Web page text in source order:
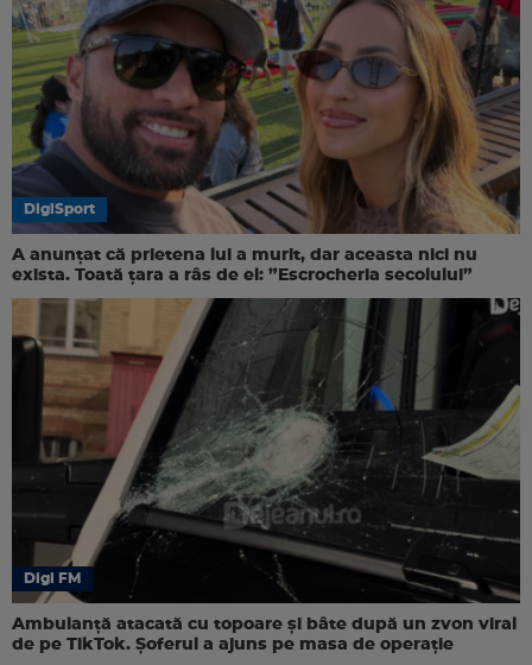
DigiSport
A anunțat că prietena lui a murit, dar aceasta nici nu
exista. Toată țara a râs de el: ”Escrocheria secolului”
Digi FM
Ambulanță atacată cu topoare și bâte după un zvon viral
de pe TikTok. Șoferul a ajuns pe masa de operație